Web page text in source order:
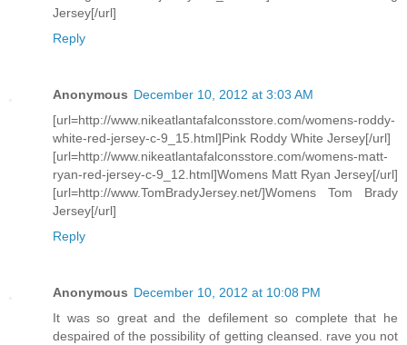
Jersey[/url]
Reply
Anonymous December 10, 2012 at 3:03 AM
[url=http://www.nikeatlantafalconsstore.com/womens-roddy-
white-red-jersey-c-9_15.html]Pink Roddy White Jersey[/url]
[url=http://www.nikeatlantafalconsstore.com/womens-matt-
ryan-red-jersey-c-9_12.html]Womens Matt Ryan Jersey[/url]
[url=http://www.TomBradyJersey.net/]Womens Tom Brady
Jersey[/url]
Reply
Anonymous December 10, 2012 at 10:08 PM
It was so great and the defilement so complete that he
despaired of the possibility of getting cleansed. rave you not